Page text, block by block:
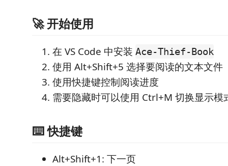
🚀 开始使用
在 VS Code 中安装 Ace-Thief-Book
使用 Alt+Shift+5 选择要阅读的文本文件
使用快捷键控制阅读进度
需要隐藏时可以使用 Ctrl+M 切换显示模
⌨️ 快捷键
Alt+Shift+1: 下一页